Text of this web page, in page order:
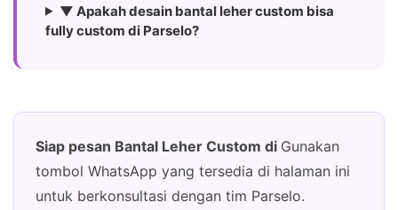
▼ Apakah desain bantal leher custom bisa
fully custom di Parselo?
Siap pesan Bantal Leher Custom di Gunakan
tombol WhatsApp yang tersedia di halaman ini
untuk berkonsultasi dengan tim Parselo.